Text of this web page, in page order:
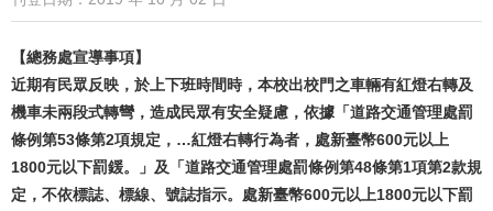
【總務處宣導事項】
近期有民眾反映，於上下班時間時，本校出校門之車輛有紅燈右轉及
機車未兩段式轉彎，造成民眾有安全疑慮，依據「道路交通管理處罰
條例第53條第2項規定，…紅燈右轉行為者，處新臺幣600元以上
1800元以下罰鍰。」及「道路交通管理處罰條例第48條第1項第2款規
定，不依標誌、標線、號誌指示。處新臺幣600元以上1800元以下罰